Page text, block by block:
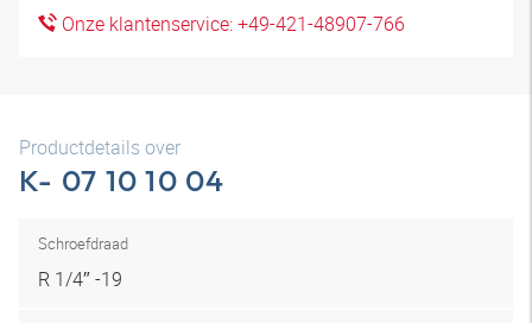
Onze klantenservice: +49-421-48907-766
Productdetails over
K- 07 10 10 04
Schroefdraad
R 1/4″ -19